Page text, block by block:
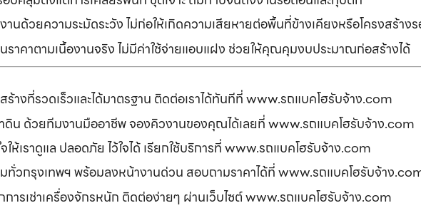
านด้วยความระมัดระวัง ไม่ก่อให้เกิดความเสียหายต่อพื้นที่ข้างเคียงหรือโครงสร้าง
นราคาตามเนื้องานจริง ไม่มีค่าใช้จ่ายแอบแฝง ช่วยให้คุณคุมงบประมาณก่อสร้างได้
างที่รวดเร็วและได้มาตรฐาน ติดต่อเราได้ทันทีที่ www.รถแบคโฮรับจ้าง.com
ด้วยทีมงานมืออาชีพ จองคิวงานของคุณได้เลยที่ www.รถแบคโฮรับจ้าง.com
ห้เราดูแล ปลอดภัย ไว้ใจได้ เรียกใช้บริการที่ www.รถแบคโฮรับจ้าง.com
วกรุงเทพฯ พร้อมลงหน้างานด่วน สอบถามราคาได้ที่ www.รถแบคโฮรับจ้าง
ารเช่าเครื่องจักรหนัก ติดต่อง่ายๆ ผ่านเว็บไซต์ www.รถแบคโฮรับจ้าง.com